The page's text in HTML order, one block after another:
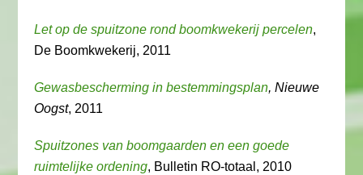
Let op de spuitzone rond boomkwekerij percelen,
De Boomkwekerij, 2011
Gewasbescherming in bestemmingsplan, Nieuwe
Oogst, 2011
Spuitzones van boomgaarden en een goede
ruimtelijke ordening, Bulletin RO-totaal, 2010